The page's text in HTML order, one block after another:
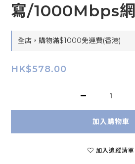
寫/1000Mbps
全店，購物滿$1000免運費(香港)
HK$578.00
加入購物車
加入追蹤清單